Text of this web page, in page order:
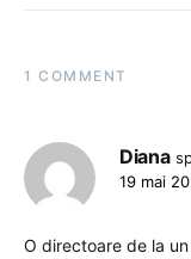
1 COMMENT
Diana
19 mai
O directoare de la